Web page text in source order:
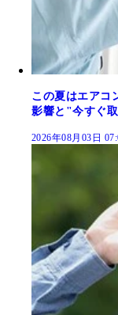
この夏はエア
影響と"今すぐ
2026年08月03日